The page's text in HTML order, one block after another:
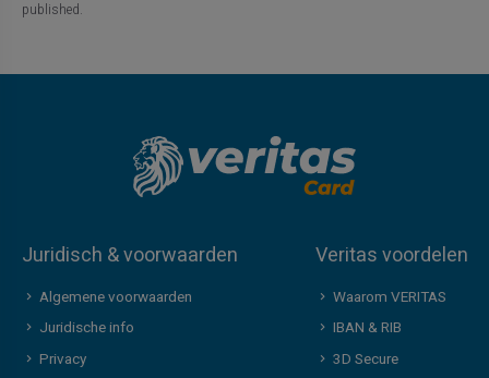
published.
Juridisch & voorwaarden
Algemene voorwaarden
Juridische info
Privacy
Veritas voordelen
Waarom VERITAS
IBAN & RIB
3D Secure